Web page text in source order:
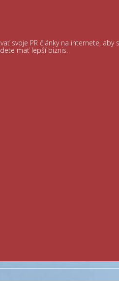
svoje PR články na internete,
mať lepší biznis.